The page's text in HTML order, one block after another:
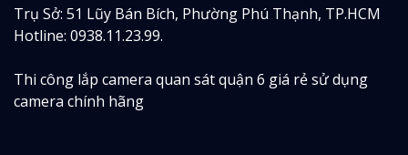
Trụ Sở: 51 Lũy Bán Bích, Phường Phú Thạnh, TP.HCM
Hotline: 0938.11.23.99.
Thi công lắp camera quan sát quận 6 giá rẻ sử dụng
camera chính hãng